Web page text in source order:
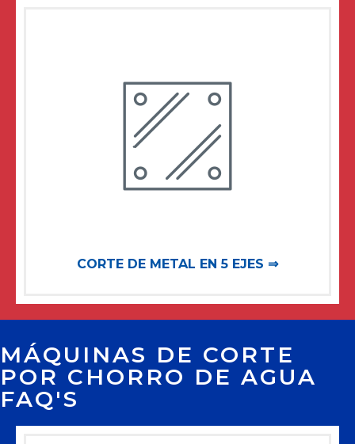
CORTE DE METAL EN 5 EJES ⇒
MÁQUINAS DE CORTE
POR CHORRO DE AGUA
FAQ'S